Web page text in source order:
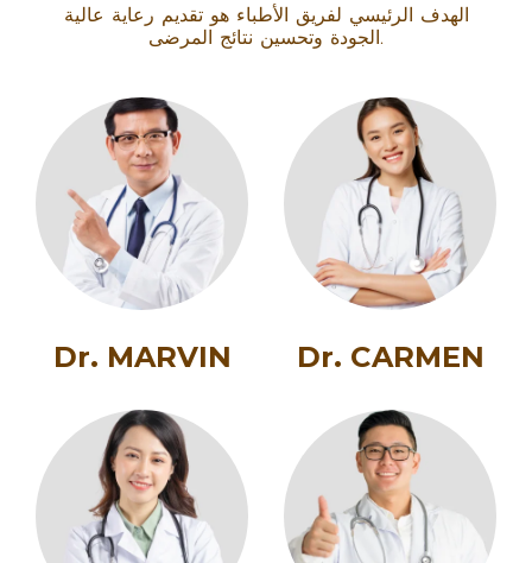
الهدف الرئيسي لفريق الأطباء هو تقديم رعاية عالية
الجودة وتحسين نتائج المرضى.
Dr. MARVIN Dr. CARMEN